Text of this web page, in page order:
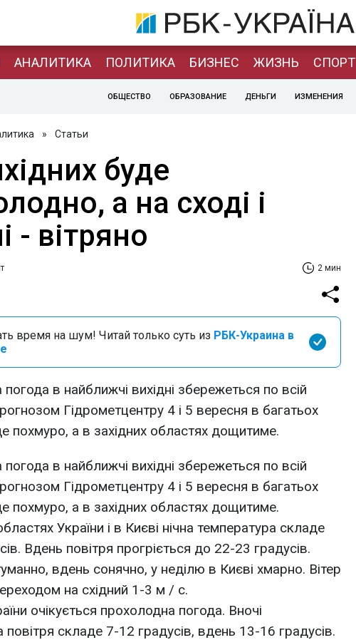
АНАЛИТИКА ПОЛИТИКА БИЗНЕС ЖИЗНЬ СПОРТ
ОБЩЕСТВО ОБРАЗОВАНИЕ ДЕНЬГИ ИЗМЕНЕНИЯ
» Статьи
буде
а на сході і
- вітряно
2 мин
время на шум! Читай только суть из РБК-Украина в
в найближчі вихідні збережеться по всій
Гідрометцентру 4 і 5 вересня в багатьох
похмуро, а в західних областях дощитиме.
в найближчі вихідні збережеться по всій
Гідрометцентру 4 і 5 вересня в багатьох
похмуро, а в західних областях дощитиме.
України і в Києві нічна температура складе
Вдень повітря прогріється до 22-23 градусів.
вдень сонячно, у неділю в Києві хмарно. Вітер
на східний 1-3 м / с.
очікується прохолодна погода. Вночі
повітря складе 7-12 градусів, вдень 13-16 градусів.